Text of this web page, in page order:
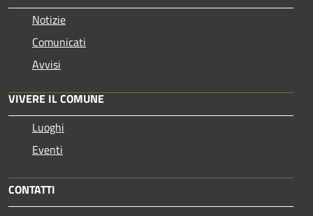
Notizie
Comunicati
Avvisi
VIVERE IL COMUNE
Luoghi
Eventi
CONTATTI